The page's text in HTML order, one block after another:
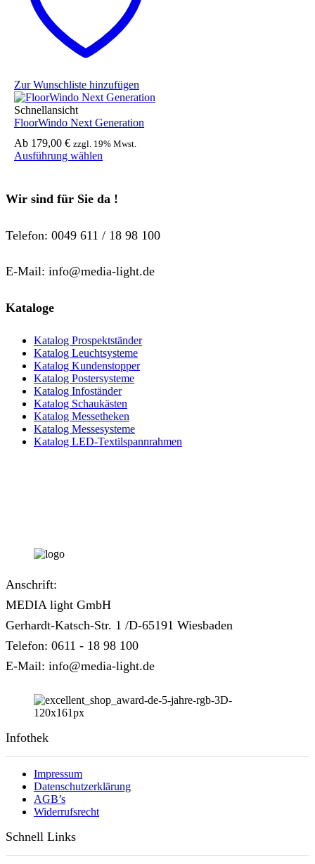
Zur Wunschliste hinzufügen
Schnellansicht
FloorWindo Next Generation
Ab 179,00 € zzgl. 19% Mwst.
Ausführung wählen
mehrere
Varianten
Die
Optionen
auf
Wir sind für Sie da !
Telefon: 0049 611 / 18 98 100
E-Mail: info@media-light.de
Kataloge
Katalog Prospektständer
Katalog Leuchtsysteme
Katalog Kundenstopper
Katalog Postersysteme
Katalog Infoständer
Katalog Schaukästen
Katalog Messetheken
Katalog Messesysteme
Katalog LED-Textilspannrahmen
Anschrift:
MEDIA light GmbH
Gerhardt-Katsch-Str. 1 /D-65191 Wiesbaden
Telefon: 0611 - 18 98 100
E-Mail: info@media-light.de
Infothek
Impressum
Datenschutzerklärung
AGB’s
Widerrufsrecht
Schnell Links